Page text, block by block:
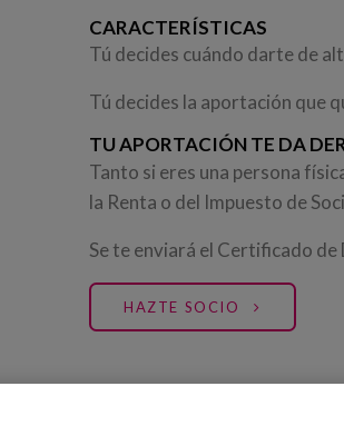
CARACTERÍSTICAS
Tú decides cuándo darte de
Tú decides la aportación que
TU APORTACIÓN TE DA
Tanto si eres una persona
la Renta o del Impuesto de
Se te enviará el Certificado
HAZTE SOCIO